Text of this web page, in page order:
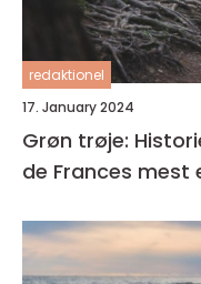
redaktionel
17. January 2024
Grøn trøje:
de Frances